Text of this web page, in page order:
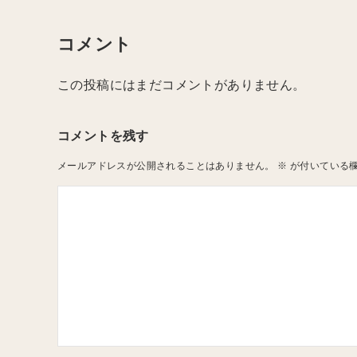
コメント
この投稿にはまだコメントがありません。
コメントを残す
メールアドレスが公開されることはありません。 ※ が付いている